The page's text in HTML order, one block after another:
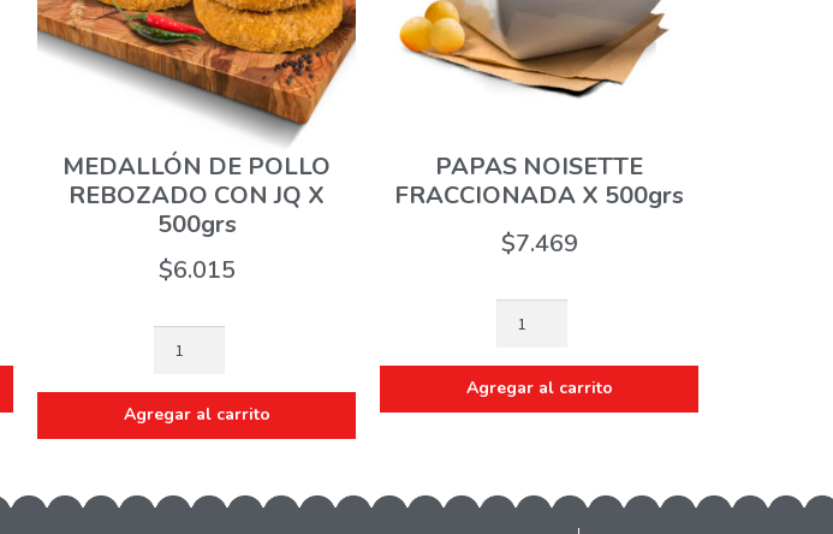
MEDALLÓN DE POLLO
REBOZADO CON JQ X
500grs
$6.015
Agregar al carrito
PAPAS NOISETTE
FRACCIONADA X 500grs
$7.469
Agregar al carrito